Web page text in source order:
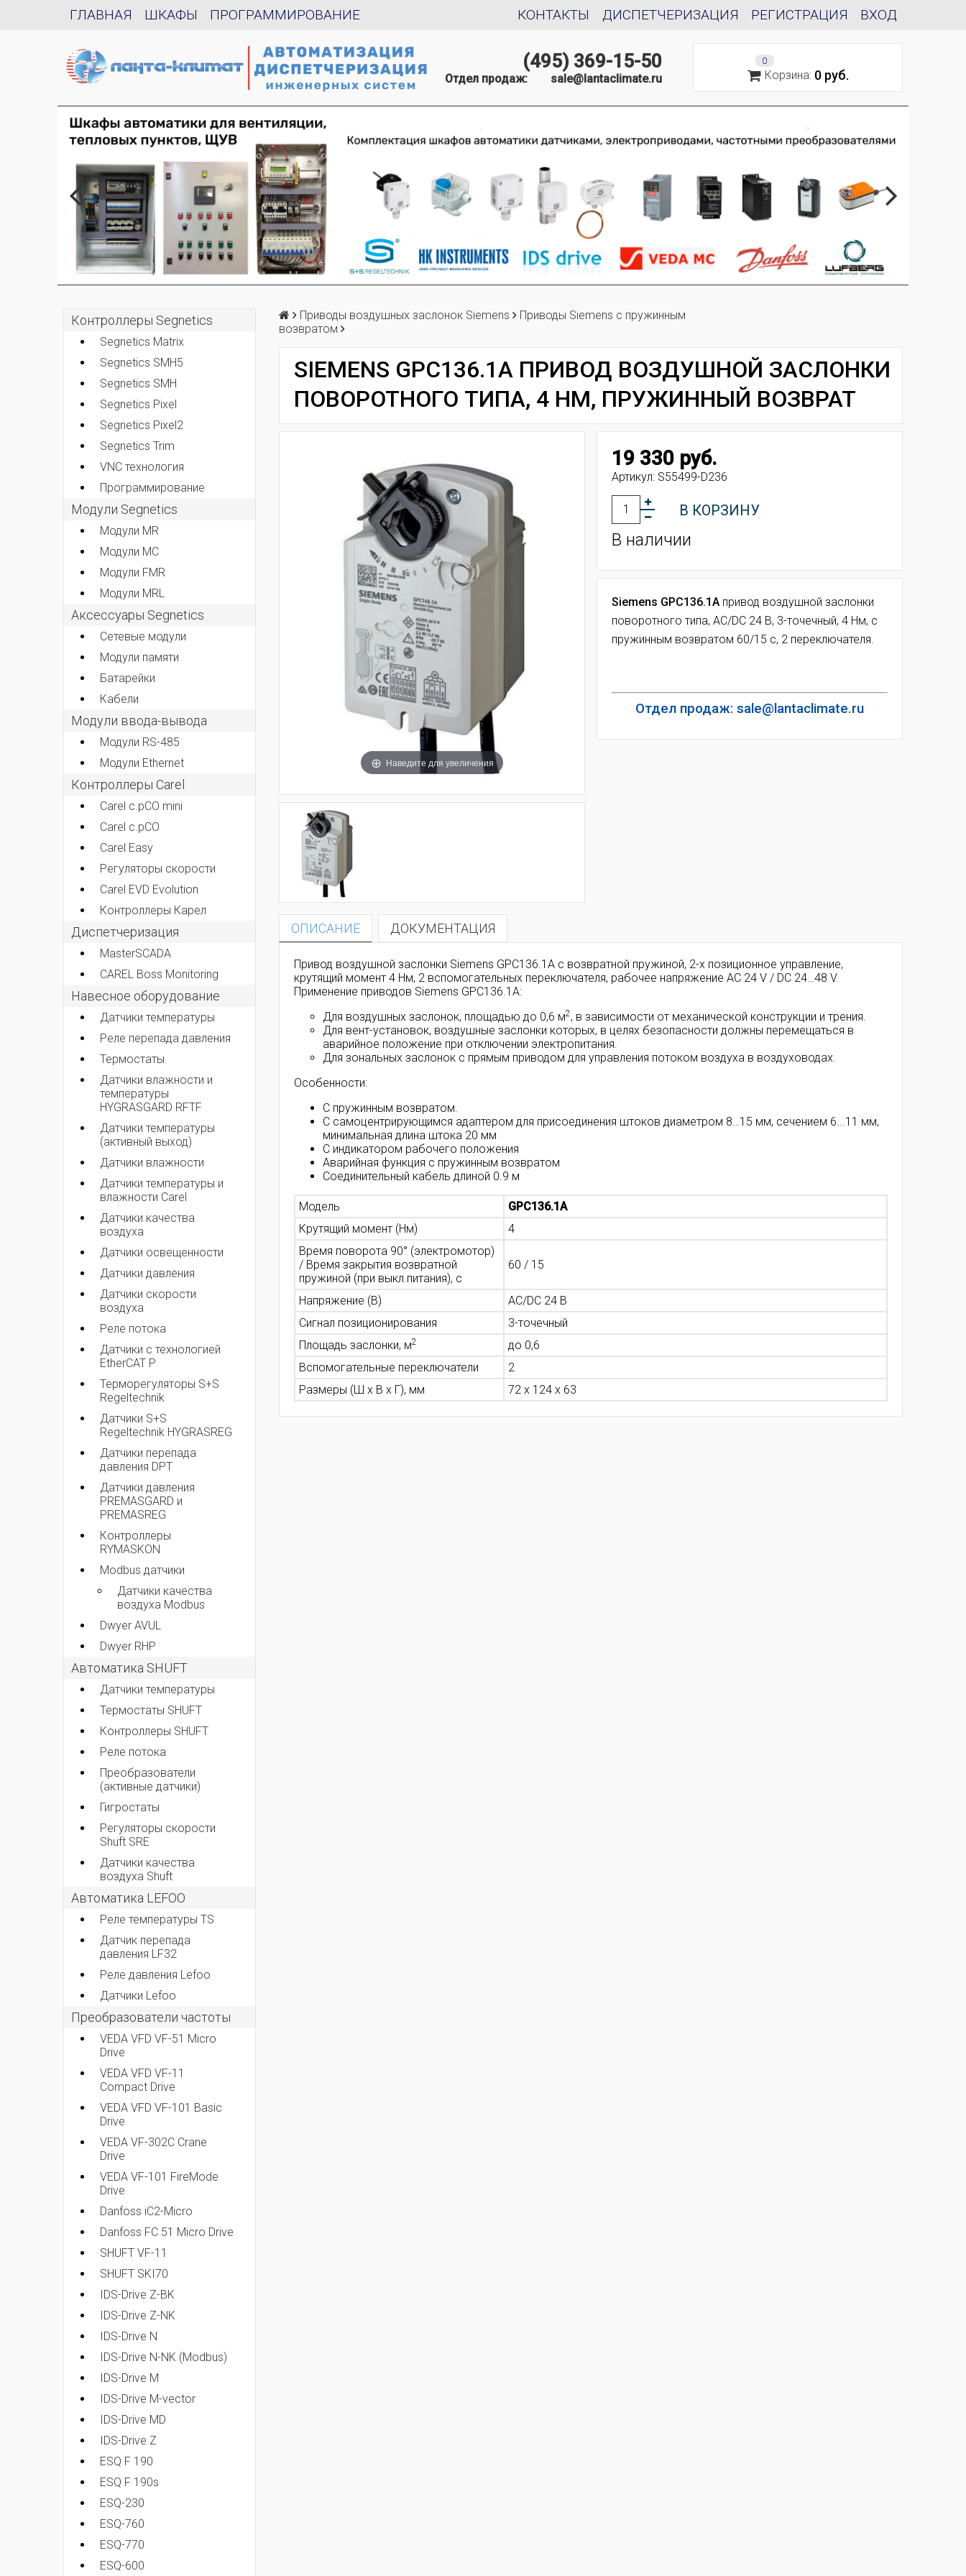
ГЛАВНАЯ ШКАФЫ ПРОГРАММИРОВАНИЕ ВХОД
РЕГИСТРАЦИЯ
ДИСПЕТЧЕРИЗАЦИЯ
КОНТАКТЫ
(495) 369-15-50
Отдел продаж: sale@lantaclimate.ru
0
Корзина: 0 руб.
Контроллеры Segnetics
Segnetics Matrix
Segnetics SMH5
Segnetics SMH
Segnetics Pixel
Segnetics Pixel2
Segnetics Trim
VNC технология
Программирование
Модули Segnetics
Модули MR
Модули MC
Модули FMR
Модули MRL
Аксессуары Segnetics
Сетевые модули
Модули памяти
Батарейки
Кабели
Модули ввода-вывода
Модули RS-485
Модули Ethernet
Контроллеры Carel
Carel c.pCO mini
Carel c.pCO
Carel Easy
Регуляторы скорости
Carel EVD Evolution
Контроллеры Карел
Диспетчеризация
MasterSCADA
CAREL Boss Monitoring
Навесное оборудование
Датчики температуры
Реле перепада давления
Термостаты
Датчики влажности и
температуры
HYGRASGARD RFTF
Датчики температуры
(активный выход)
Датчики влажности
Датчики температуры и
влажности Carel
Датчики качества
воздуха
Датчики освещенности
Датчики давления
Датчики скорости
воздуха
Реле потока
Датчики с технологией
EtherCAT P
Терморегуляторы S+S
Regeltechnik
Датчики S+S
Regeltechnik HYGRASREG
Датчики перепада
давления DPT
Датчики давления
PREMASGARD и
PREMASREG
Контроллеры
RYMASKON
Modbus датчики
Датчики качества
воздуха Modbus
Dwyer AVUL
Dwyer RHP
Автоматика SHUFT
Датчики температуры
Термостаты SHUFT
Контроллеры SHUFT
Реле потока
Преобразователи
(активные датчики)
Гигростаты
Регуляторы скорости
Shuft SRE
Датчики качества
воздуха Shuft
Автоматика LEFOO
Реле температуры TS
Датчик перепада
давления LF32
Реле давления Lefoo
Датчики Lefoo
Преобразователи частоты
VEDA VFD VF-51 Micro
Drive
VEDA VFD VF-11
Compact Drive
VEDA VFD VF-101 Basic
Drive
VEDA VF-302C Crane
Drive
VEDA VF-101 FireMode
Drive
Danfoss iC2-Micro
Danfoss FC 51 Micro Drive
SHUFT VF-11
SHUFT SKI70
IDS-Drive Z-BK
IDS-Drive Z-NK
IDS-Drive N
IDS-Drive N-NK (Modbus)
IDS-Drive M
IDS-Drive M-vector
IDS-Drive MD
IDS-Drive Z
ESQ F 190
ESQ F 190s
ESQ-230
ESQ-760
ESQ-770
ESQ-600
Приводы воздушных заслонок Siemens
Приводы Siemens с пружинным
возвратом
SIEMENS GPC136.1A ПРИВОД ВОЗДУШНОЙ ЗАСЛОНКИ
ПОВОРОТНОГО ТИПА, 4 НМ, ПРУЖИННЫЙ ВОЗВРАТ
Наведите для увеличения
19 330 руб.
Артикул: S55499-D236
В КОРЗИНУ
В наличии
Siemens GPC136.1A привод воздушной заслонки
поворотного типа, AC/DC 24 В, 3-точечный, 4 Нм, с
пружинным возвратом 60/15 с, 2 переключателя.
Отдел продаж: sale@lantaclimate.ru
ОПИСАНИЕ ДОКУМЕНТАЦИЯ
Привод воздушной заслонки Siemens GPC136.1A с возвратной пружиной, 2-х позиционное управление,
крутящий момент 4 Нм, 2 вспомогательных переключателя, рабочее напряжение AC 24 V / DC 24…48 V.
Применение приводов Siemens GPC136.1A:
Для воздушных заслонок, площадью до 0,6 м2, в зависимости от механической конструкции и трения.
Для вент-установок, воздушные заслонки которых, в целях безопасности должны перемещаться в
аварийное положение при отключении электропитания.
Для зональных заслонок с прямым приводом для управления потоком воздуха в воздуховодах.
Особенности:
С пружинным возвратом.
С самоцентрирующимся адаптером для присоединения штоков диаметром 8…15 мм, сечением 6...11 мм,
минимальная длина штока 20 мм
С индикатором рабочего положения
Аварийная функция с пружинным возвратом
Соединительный кабель длиной 0.9 м
Модель
GPC136.1A
Крутящий момент (Нм)
4
Время поворота 90° (электромотор)
/ Время закрытия возвратной
пружиной (при выкл.питания), с
60 / 15
Напряжение (В)
AC/DC 24 В
Сигнал позиционирования
3-точечный
Площадь заслонки, м2
до 0,6
Вспомогательные переключатели
2
Размеры (Ш х В х Г), мм
72 x 124 x 63